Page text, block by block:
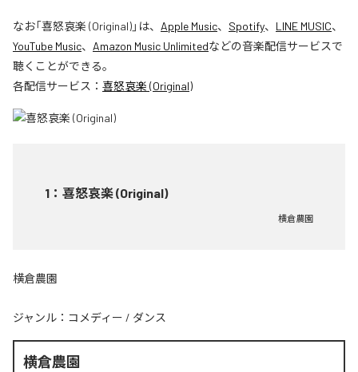
なお「喜怒哀楽 (Original)」は、 Apple Music、 Spotify、 LINE MUSIC、
YouTube Music、 Amazon Music Unlimitedなどの音楽配信サービスで
聴くことができる。
各配信サービス： 喜怒哀楽 (Original)
1 ： 喜怒哀楽 (Original)
横倉農園
横倉農園
ジャンル： コメディー / ダンス
横倉農園